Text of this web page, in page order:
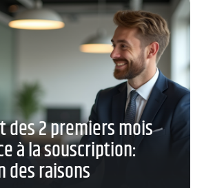
des 2 premiers mois
à la souscription:
des raisons